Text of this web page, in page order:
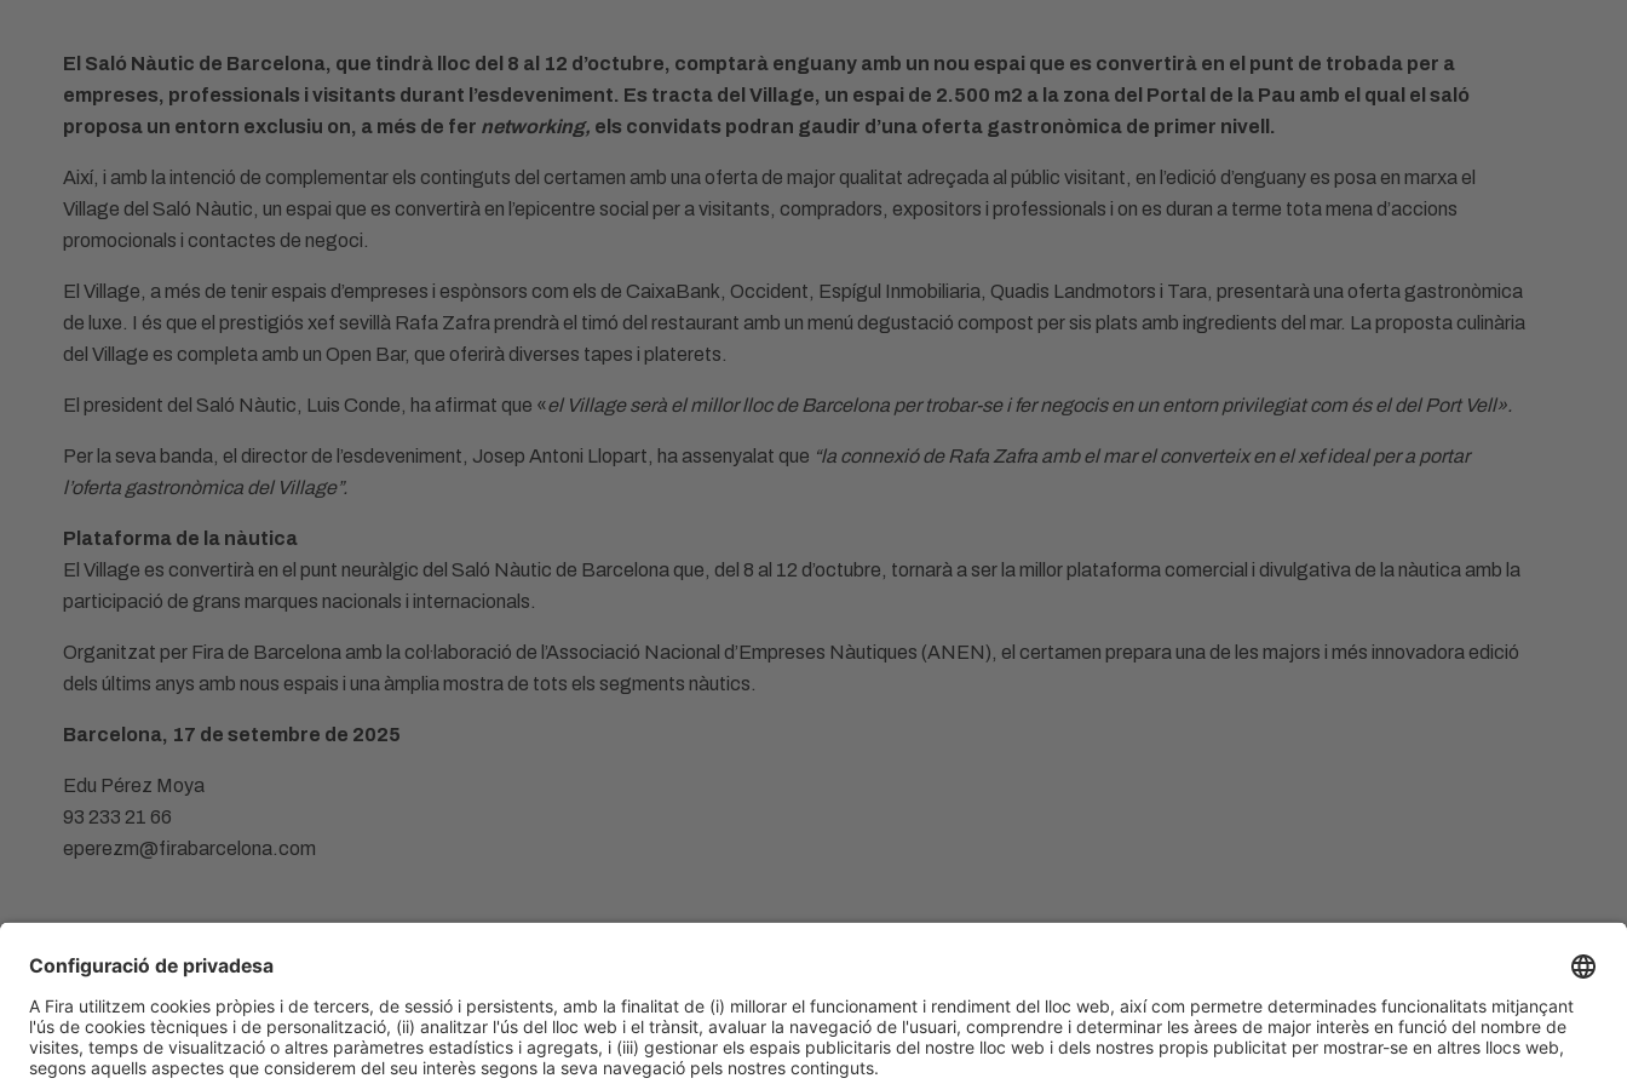
El Saló Nàutic de Barcelona, que tindrà lloc del 8 al 12 d’octubre, comptarà enguany amb un nou espai que es convertirà en el punt de trobada per a
empreses, professionals i visitants durant l’esdeveniment. Es tracta del Village, un espai de 2.500 m2 a la zona del Portal de la Pau amb el qual el saló
proposa un entorn exclusiu on, a més de fer networking, els convidats podran gaudir d’una oferta gastronòmica de primer nivell.
Així, i amb la intenció de complementar els continguts del certamen amb una oferta de major qualitat adreçada al públic visitant, en l’edició d’enguany es posa en marxa el
Village del Saló Nàutic, un espai que es convertirà en l’epicentre social per a visitants, compradors, expositors i professionals i on es duran a terme tota mena d’accions
promocionals i contactes de negoci.
El Village, a més de tenir espais d’empreses i espònsors com els de CaixaBank, Occident, Espígul Inmobiliaria, Quadis Landmotors i Tara, presentarà una oferta gastronòmica
de luxe. I és que el prestigiós xef sevillà Rafa Zafra prendrà el timó del restaurant amb un menú degustació compost per sis plats amb ingredients del mar. La proposta culinària
del Village es completa amb un Open Bar, que oferirà diverses tapes i platerets.
El president del Saló Nàutic, Luis Conde, ha afirmat que «el Village serà el millor lloc de Barcelona per trobar-se i fer negocis en un entorn privilegiat com és el del Port Vell».
Per la seva banda, el director de l’esdeveniment, Josep Antoni Llopart, ha assenyalat que “la connexió de Rafa Zafra amb el mar el converteix en el xef ideal per a portar
l’oferta gastronòmica del Village”.
Plataforma de la nàutica
El Village es convertirà en el punt neuràlgic del Saló Nàutic de Barcelona que, del 8 al 12 d’octubre, tornarà a ser la millor plataforma comercial i divulgativa de la nàutica amb la
participació de grans marques nacionals i internacionals.
Organitzat per Fira de Barcelona amb la col·laboració de l’Associació Nacional d’Empreses Nàutiques (ANEN), el certamen prepara una de les majors i més innovadora edició
dels últims anys amb nous espais i una àmplia mostra de tots els segments nàutics.
Barcelona, 17 de setembre de 2025
Edu Pérez Moya
93 233 21 66
eperezm@firabarcelona.com
#SALONNAUTICO